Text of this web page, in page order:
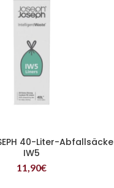
WEITERLESEN40-Liter-Abfallsäcke
IW5
11,90€